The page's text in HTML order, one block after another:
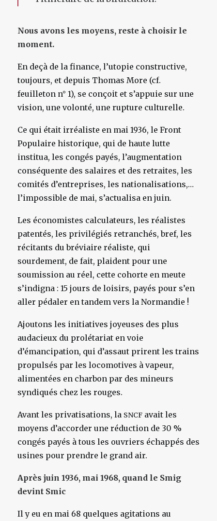
Nous avons les moyens, reste à choisir le
moment.
En deçà de la finance, l’utopie constructive,
toujours, et depuis Thomas More (cf.
feuilleton n° 1), se conçoit et s’appuie sur une
vision, une volonté, une rupture culturelle.
Ce qui était irréaliste en mai 1936, le Front
Populaire historique, qui de haute lutte
institua, les congés payés, l’augmentation
conséquente des salaires et des retraites, les
comités d’entreprises, les nationalisations,…
l’impossible de mai, s’actualisa en juin.
Les économistes calculateurs, les réalistes
patentés, les privilégiés retranchés, bref, les
récitants du bréviaire réaliste, qui
sourdement, de fait, plaident pour une
soumission au réel, cette cohorte en meute
s’indigna : 15 jours de loisirs, payés pour s’en
aller pédaler en tandem vers la Normandie !
Ajoutons les initiatives joyeuses des plus
audacieux du prolétariat en voie
d’émancipation, qui d’assaut prirent les trains
propulsés par les locomotives à vapeur,
alimentées en charbon par des mineurs
syndiqués chez les rouges.
Avant les privatisations, la SNCF avait les
moyens d’accorder une réduction de 30 %
congés payés à tous les ouvriers échappés des
usines pour prendre le grand air.
Après juin 1936, mai 1968, quand le Smig
devint Smic
Il y eu en mai 68 quelques agitations au